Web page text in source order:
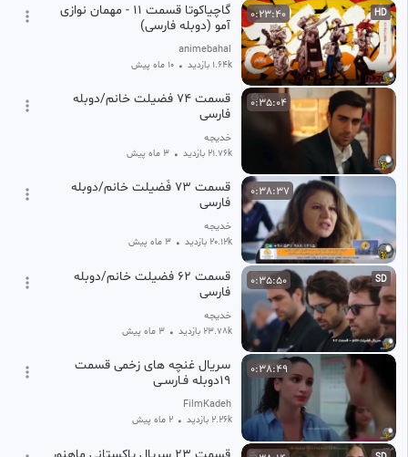
HD
0:23:40
گاچیاکوتا قسمت ۱۱ - مهمان نوازی
آمو (دوبله فارسی)
animebahal
1.64k بازدید • 10 ماه پیش
0:35:04
قسمت ۷۴ فضیلت خانم/دوبله
فارسی
خدیجه
21.76k بازدید • 3 ماه پیش
0:38:37
قسمت ۷۳ فَضیلت خانم/دوبله
فارسی
خدیجه
20.12k بازدید • 3 ماه پیش
SD
0:35:50
قسمت ۶۲ فضیلت خانم/دوبله
فارسی
خدیجه
23.78k بازدید • 3 ماه پیش
0:38:49
سریال غنچه های زخمی قسمت
۱۹دوبله فـارسـی
FilmKadeh
2.26k بازدید • 2 ماه پیش